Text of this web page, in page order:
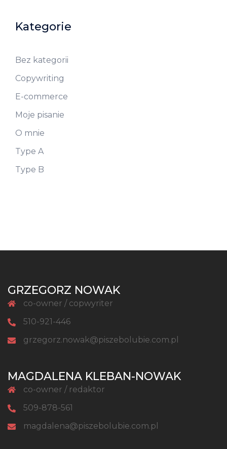
Kategorie
Bez kategorii
Copywriting
E-commerce
Moje pisanie
O mnie
Type A
Type B
GRZEGORZ NOWAK
co-owner / copwyriter
510-921-446
grzegorz.nowak@piszebolubie.com.pl
MAGDALENA KLEBAN-NOWAK
co-owner / redaktor
509-878-561
magdalena@piszebolubie.com.pl